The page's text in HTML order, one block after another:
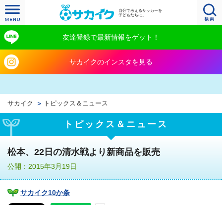
自分で考えるサッカーを
子どもたちに。
友達登録で最新情報をゲット！
サカイクのインスタを見る
サカイク トピックス＆ニュース
トピックス＆ニュース
松本、22日の清水戦より新商品を販売
公開：2015年3月19日
サカイク10か条